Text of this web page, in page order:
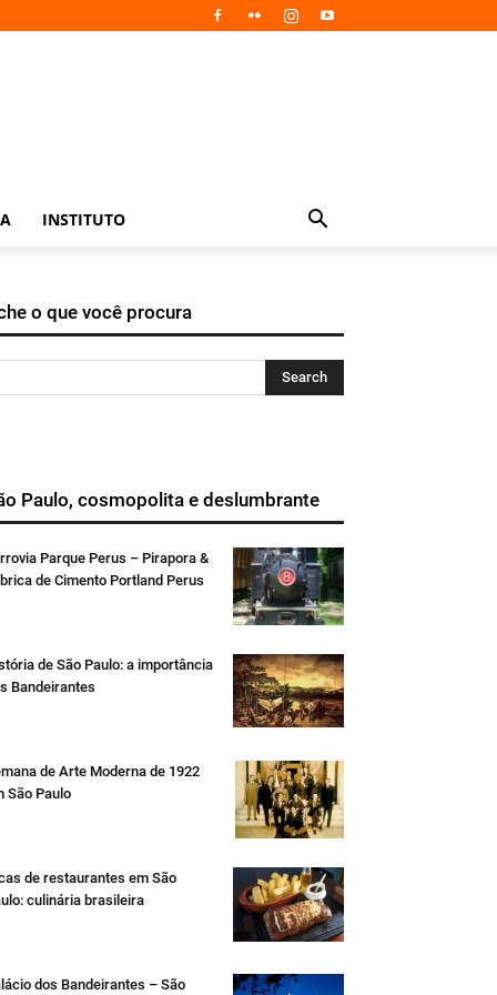
INSTITUTO
o que você procura
Paulo, cosmopolita e deslumbrante
Parque Perus – Pirapora &
de Cimento Portland Perus
de São Paulo: a importância
Bandeirantes
de Arte Moderna de 1922
São Paulo
de restaurantes em São
culinária brasileira
dos Bandeirantes – São